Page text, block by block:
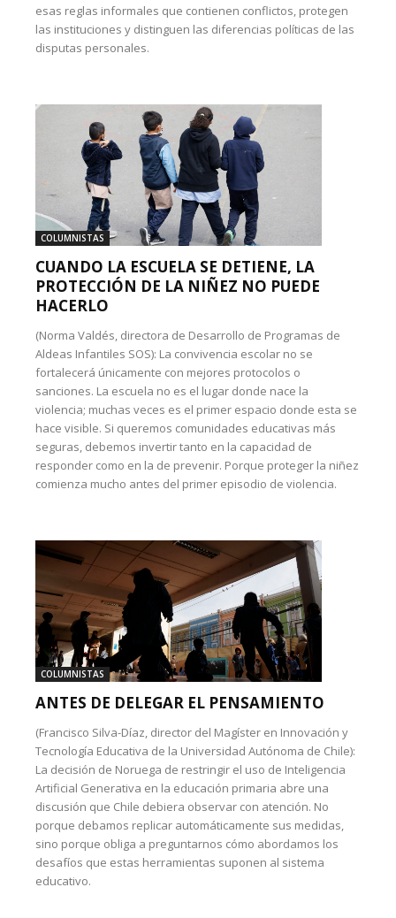
esas reglas informales que contienen conflictos, protegen
las instituciones y distinguen las diferencias políticas de las
disputas personales.
COLUMNISTAS
CUANDO LA ESCUELA SE DETIENE, LA
PROTECCIÓN DE LA NIÑEZ NO PUEDE
HACERLO
(Norma Valdés, directora de Desarrollo de Programas de
Aldeas Infantiles SOS): La convivencia escolar no se
fortalecerá únicamente con mejores protocolos o
sanciones. La escuela no es el lugar donde nace la
violencia; muchas veces es el primer espacio donde esta se
hace visible. Si queremos comunidades educativas más
seguras, debemos invertir tanto en la capacidad de
responder como en la de prevenir. Porque proteger la niñez
comienza mucho antes del primer episodio de violencia.
COLUMNISTAS
ANTES DE DELEGAR EL PENSAMIENTO
(Francisco Silva-Díaz, director del Magíster en Innovación y
Tecnología Educativa de la Universidad Autónoma de Chile):
La decisión de Noruega de restringir el uso de Inteligencia
Artificial Generativa en la educación primaria abre una
discusión que Chile debiera observar con atención. No
porque debamos replicar automáticamente sus medidas,
sino porque obliga a preguntarnos cómo abordamos los
desafíos que estas herramientas suponen al sistema
educativo.